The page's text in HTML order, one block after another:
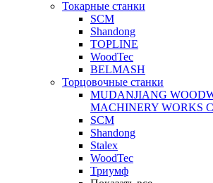
Токарные станки
SCM
Shandong
TOPLINE
WoodTec
BELMASH
Торцовочные станки
MUDANJIANG
MACHINERY WORKS
SCM
Shandong
Stalex
WoodTec
Триумф